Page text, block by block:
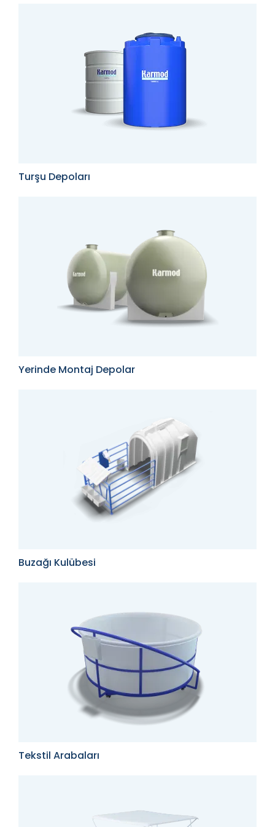
Turşu Depoları
Yerinde Montaj Depolar
Buzağı Kulübesi
Tekstil Arabaları